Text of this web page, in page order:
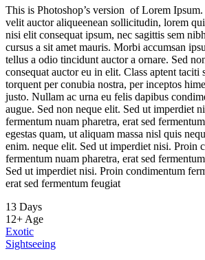
Seaside Rest
Amazing Tour
This is Photoshop’s version of Lorem
velit auctor aliqueenean sollicitudin, lorem
nisi elit consequat ipsum, nec sagittis sem
cursus a sit amet mauris. Morbi accumsan
tellus a odio tincidunt auctor a ornare. Sed
consequat auctor eu in elit. Class aptent taciti
torquent per conubia nostra, per inceptos
justo. Nullam ac urna eu felis dapibus
augue. Sed non neque elit. Sed ut imperdiet
fermentum nuam pharetra, erat sed
egestas quam, ut aliquam massa nisl quis
enim. neque elit. Sed ut imperdiet nisi. Proin
fermentum nuam pharetra, erat sed
Sed ut imperdiet nisi. Proin condimentum
erat sed fermentum feugiat
13 Days
12+ Age
Exotic
Sightseeing